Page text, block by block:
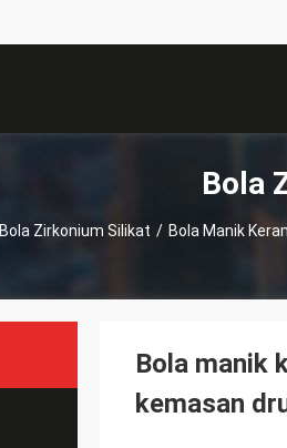
Bola
Bola Zirkonium Silikat / Bola Manik
Bola manik
kemasan